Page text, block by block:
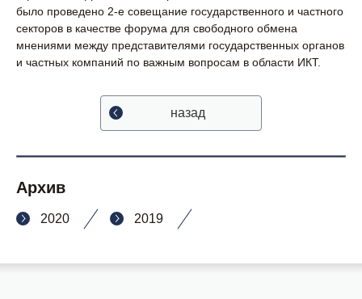
было проведено 2-е совещание государственного и частного
секторов в качестве форума для свободного обмена
мнениями между представителями государственных органов
и частных компаний по важным вопросам в области ИКТ.
назад
Архив
2020 2019